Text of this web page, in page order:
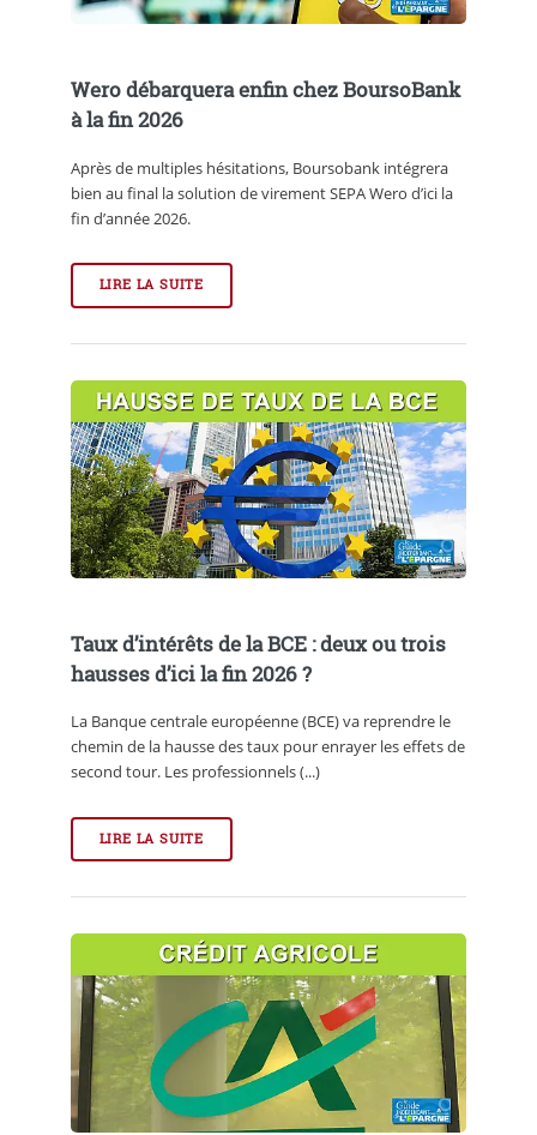
Wero débarquera enfin chez BoursoBank
à la fin 2026
Après de multiples hésitations, Boursobank intégrera
bien au final la solution de virement SEPA Wero d’ici la
fin d’année 2026.
LIRE LA SUITE
Taux d’intérêts de la BCE : deux ou trois
hausses d’ici la fin 2026 ?
La Banque centrale européenne (BCE) va reprendre le
chemin de la hausse des taux pour enrayer les effets de
second tour. Les professionnels (...)
LIRE LA SUITE